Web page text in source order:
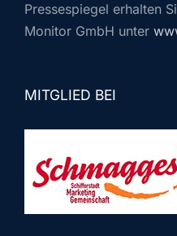
Pressespiegel erhalten
Monitor GmbH unter
MITGLIED BEI